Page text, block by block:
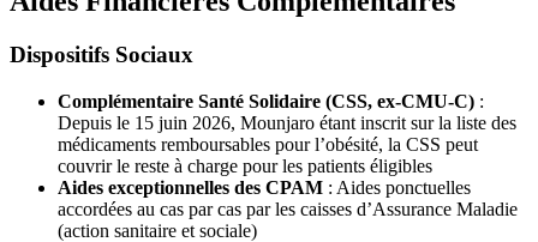
Dispositifs Sociaux
Complémentaire Santé Solidaire (CSS, ex-CMU-C) :
Depuis le 15 juin 2026, Mounjaro étant inscrit sur la liste des
médicaments remboursables pour l’obésité, la CSS peut
couvrir le reste à charge pour les patients éligibles
Aides exceptionnelles des CPAM : Aides ponctuelles
accordées au cas par cas par les caisses d’Assurance Maladie
(action sanitaire et sociale)